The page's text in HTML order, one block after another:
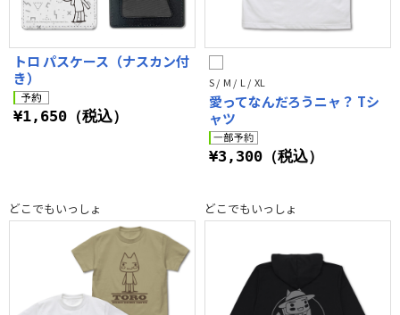
トロ パスケース（ナスカン付
き）
¥1,650（税込）
S / M / L / XL
愛ってなんだろうニャ？ Tシ
ャツ
¥3,300（税込）
どこでもいっしょ どこでもいっしょ